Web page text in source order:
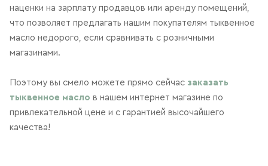
наценки на зарплату продавцов или аренду помещений,
что позволяет предлагать нашим покупателям тыквенное
масло недорого, если сравнивать с розничными
магазинами.
Поэтому вы смело можете прямо сейчас заказать
тыквенное масло в нашем интернет магазине по
привлекательной цене и с гарантией высочайшего
качества!